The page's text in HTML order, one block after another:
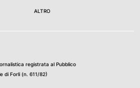
ALTRO
registrata al Pubblico
di Forli (n. 611/82)